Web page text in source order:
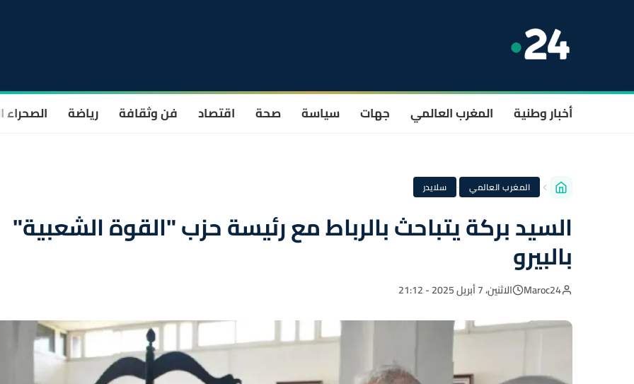
أخبار وطنية المغرب العالمي جهات سياسة صحة اقتصاد فن وثقافة رياضة الصحراء
المغرب العالمي · سلايدر
السيد بركة يتباحث بالرباط مع رئيسة حزب "القوة الشعبية"
بالبيرو
Maroc24 الاثنين، 7 أبريل 2025 - 21:12